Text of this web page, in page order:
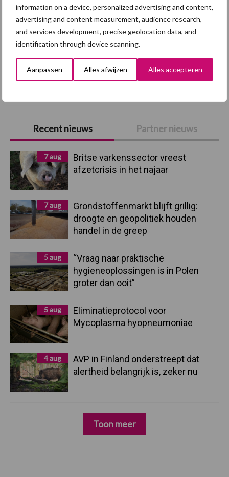
information on a device, personalized advertising and content,
advertising and content measurement, audience research,
and services development, precise geolocation data, and
identification through device scanning.
Aanpassen Alles afwijzen Alles accepteren
Primaire
Sidebar
Recent nieuws Partner nieuws
7 aug
Britse varkenssector vreest
afzetcrisis in het najaar
7 aug
Grondstoffenmarkt blijft grillig:
droogte en geopolitiek houden
handel in de greep
5 aug
“Vraag naar praktische
hygieneoplossingen is in Polen
groter dan ooit”
5 aug
Eliminatieprotocol voor
Mycoplasma hyopneumoniae
4 aug
AVP in Finland onderstreept dat
alertheid belangrijk is, zeker nu
Toon meer
Afrikaanse
varkenspest
Brachyspira
Toon meer